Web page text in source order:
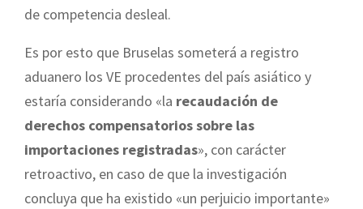
de competencia desleal.
Es por esto que Bruselas someterá a registro
aduanero los VE procedentes del país asiático y
estaría considerando «la recaudación de
derechos compensatorios sobre las
importaciones registradas», con carácter
retroactivo, en caso de que la investigación
concluya que ha existido «un perjuicio importante»